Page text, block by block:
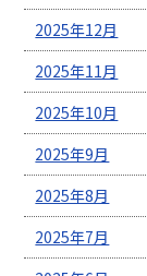
2025年12月
2025年11月
2025年10月
2025年9月
2025年8月
2025年7月